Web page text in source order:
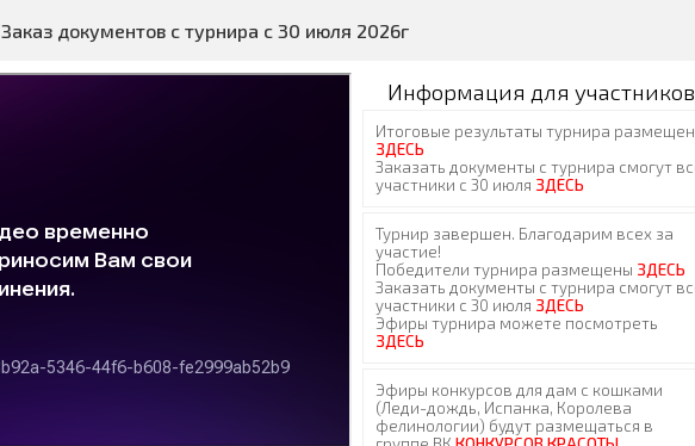
Заказ документов с турнира с 30 июля 2026г
Информация для участников